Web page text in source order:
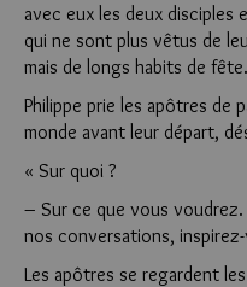
avec eux les deux disciples
qui ne sont plus vêtus de
mais de longs habits de
Philippe prie les apôtres de
monde avant leur départ,
« Sur quoi ?
– Sur ce que vous
nos conversations,
Les apôtres se regardent